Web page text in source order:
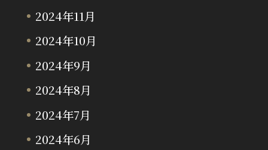
2024年11月
2024年10月
2024年9月
2024年8月
2024年7月
2024年6月